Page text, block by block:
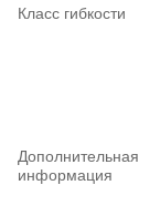
Класс гибкости
Дополнительная
информация